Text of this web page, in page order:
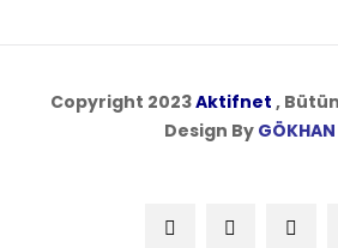
Copyright 2023Aktifnet ,
Design By GÖKHAN